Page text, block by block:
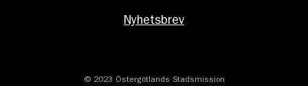
Nyhetsbrev
© 2023 Östergötlands Stadsmission